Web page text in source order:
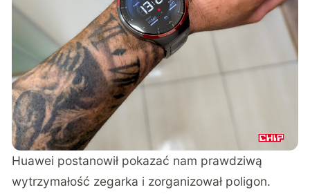
Huawei postanowił pokazać nam prawdziwą
wytrzymałość zegarka i zorganizował poligon.